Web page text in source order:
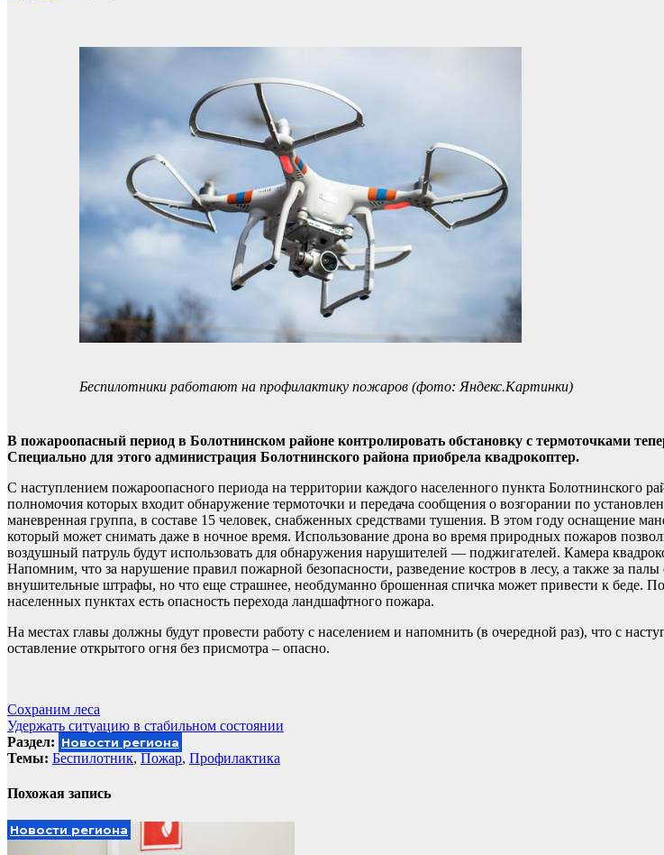
Беспилотники работают на профилактику пожаров (фото: Яндекс.Картинки)
В пожароопасный период в Болотнинском районе контролировать обстановку с термоточками
Специально для этого администрация Болотнинского района приобрела квадрокоптер.
С наступлением пожароопасного периода на территории каждого населенного пункта Болотнинского
полномочия которых входит обнаружение термоточки и передача сообщения о возгорании по
маневренная группа, в составе 15 человек, снабженных средствами тушения. В этом году оснащение
который может снимать даже в ночное время. Использование дрона во время природных пожаров
воздушный патруль будут использовать для обнаружения нарушителей — поджигателей. Камера
Напомним, что за нарушение правил пожарной безопасности, разведение костров в лесу, а также за
внушительные штрафы, но что еще страшнее, необдуманно брошенная спичка может привести к беде.
населенных пунктах есть опасность перехода ландшафтного пожара.
На местах главы должны будут провести работу с населением и напомнить (в очередной раз), что с
оставление открытого огня без присмотра – опасно.
Навигация
по
записям
Сохраним леса
Удержать ситуацию в стабильном состоянии
Раздел: Новости региона
Темы: Беспилотник, Пожар, Профилактика
Похожая запись
Новости региона